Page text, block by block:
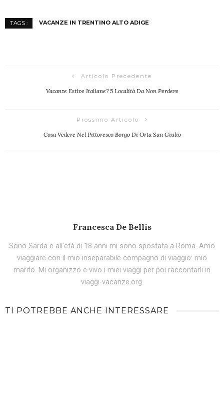
TAGS : VACANZE IN TRENTINO ALTO ADIGE
Articolo Precedente
Vacanze Estive Italiane? 5 Località Da Non Perdere
Prossimo Articolo
Cosa Vedere Nel Pittoresco Borgo Di Orta San Giulio
Francesca De Bellis
Sono Sarda e all'età di 18 anni mi sono spostata a Roma. Amo
viaggiare con il mio inseparabile compagno di viaggio: mio
marito. Mi organizzo e vivo i miei viaggi per poi raccontarli in
viaggi-vacanze.org.
TI POTREBBE ANCHE INTERESSARE